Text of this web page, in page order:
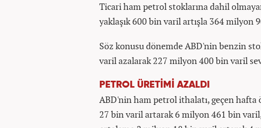
Ticari ham petrol stoklarına dahil
yaklaşık 600 bin varil artışla 364 milyon
Söz konusu dönemde ABD'nin benzin
varil azalarak 227 milyon 400 bin varil
PETROL ÜRETİMİ AZALDI
ABD'nin ham petrol ithalatı, geçen
27 bin varil artarak 6 milyon 461 bin